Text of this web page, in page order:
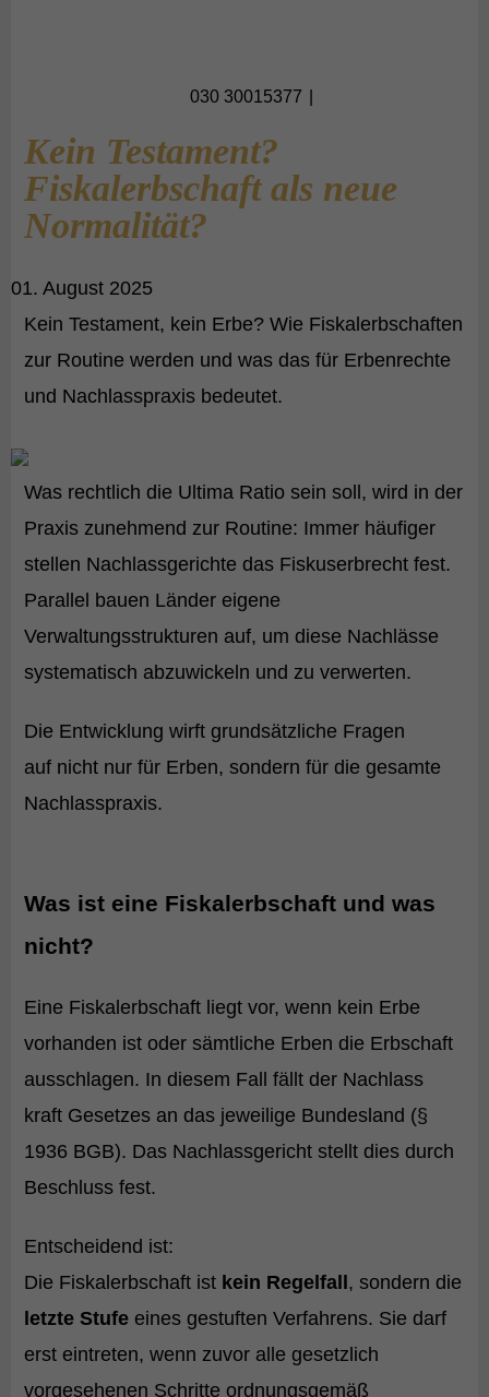
030 30015377
Kein Testament?
Fiskalerbschaft als neue
Normalität?
01. August 2025
Kein Testament, kein Erbe? Wie Fiskalerbschaften
zur Routine werden und was das für Erbenrechte
und Nachlasspraxis bedeutet.
Was rechtlich die Ultima Ratio sein soll, wird in der
Praxis zunehmend zur Routine: Immer häufiger
stellen Nachlassgerichte das Fiskuserbrecht fest.
Parallel bauen Länder eigene
Verwaltungsstrukturen auf, um diese Nachlässe
systematisch abzuwickeln und zu verwerten.
Die Entwicklung wirft grundsätzliche Fragen
auf nicht nur für Erben, sondern für die gesamte
Nachlasspraxis.
Was ist eine Fiskalerbschaft und was
nicht?
Eine Fiskalerbschaft liegt vor, wenn kein Erbe
vorhanden ist oder sämtliche Erben die Erbschaft
ausschlagen. In diesem Fall fällt der Nachlass
kraft Gesetzes an das jeweilige Bundesland (§
1936 BGB). Das Nachlassgericht stellt dies durch
Beschluss fest.
Entscheidend ist:
Die Fiskalerbschaft ist kein Regelfall , sondern die
letzte Stufe eines gestuften Verfahrens. Sie darf
erst eintreten, wenn zuvor alle gesetzlich
vorgesehenen Schritte ordnungsgemäß